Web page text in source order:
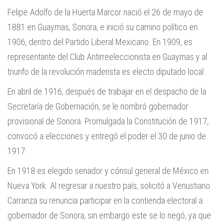
Felipe Adolfo de la Huerta Marcor nació el 26 de mayo de
1881 en Guaymas, Sonora, e inició su camino político en
1906, dentro del Partido Liberal Mexicano. En 1909, es
representante del Club Antirreeleccionista en Guaymas y al
triunfo de la revolución maderista es electo diputado local.
En abril de 1916, después de trabajar en el despacho de la
Secretaría de Gobernación, se le nombró gobernador
provisional de Sonora. Promulgada la Constitución de 1917,
convocó a elecciones y entregó el poder el 30 de junio de
1917.
En 1918 es elegido senador y cónsul general de México en
Nueva York. Al regresar a nuestro país, solicitó a Venustiano
Carranza su renuncia participar en la contienda electoral a
gobernador de Sonora, sin embargo este se lo negó, ya que